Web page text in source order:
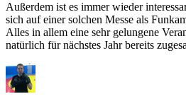
Außerdem ist es immer wieder
sich auf einer solchen Messe als
Alles in allem eine sehr gelungene
natürlich für nächstes Jahr bereits